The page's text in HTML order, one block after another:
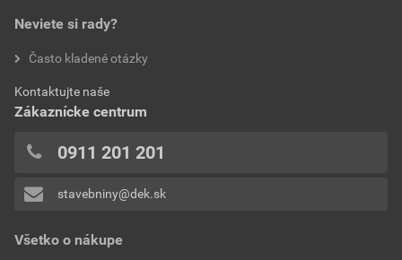
Všetko o nákupe
Neviete si rady?
Často kladené otázky
Kontaktujte naše
Zákaznícke centrum
0911 201 201
stavebniny@dek.sk